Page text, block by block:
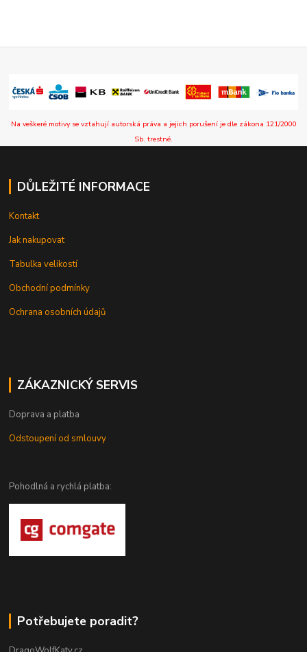
Na veškeré motivy se vztahují autorská práva a jejich porušení je dle zákona 121/2000
Sb. trestné.
DŮLEŽITÉ INFORMACE
Kontakt
Jak nakupovat
Tabulka velikostí
Obchodní podmínky
Ochrana osobních údajů
ZÁKAZNICKÝ SERVIS
Doprava a platba
Odstoupení od smlouvy
Pohodlná a rychlá platba:
Potřebujete poradit?